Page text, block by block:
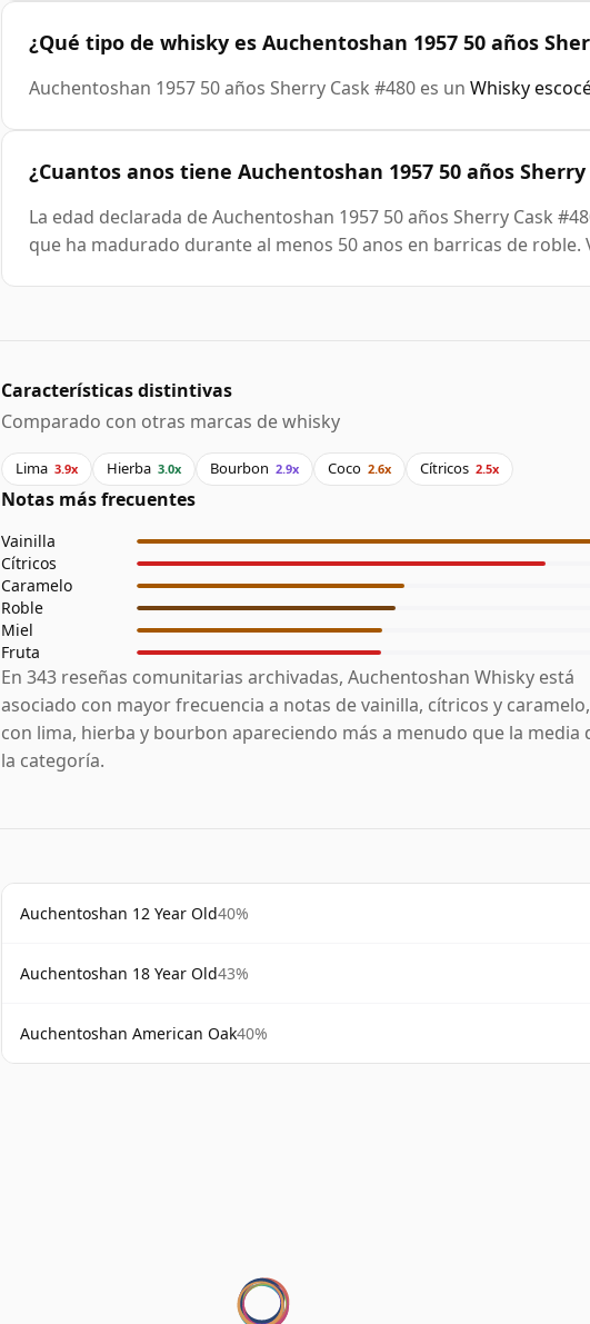
¿Qué tipo de whisky es Auchentoshan 1957 50 años
Auchentoshan 1957 50 años Sherry Cask #480 es un Whisky
¿Cuantos anos tiene Auchentoshan 1957 50 años Sherry
La edad declarada de Auchentoshan 1957 50 años Sherry Cask
que ha madurado durante al menos 50 anos en barricas de roble.
Características distintivas
Comparado con otras marcas de whisky
Lima 3.9x Hierba 3.0x Bourbon 2.9x Coco 2.6x Cítricos 2.5x
Notas más frecuentes
Vainilla
Cítricos
Caramelo
Roble
Miel
Fruta
En 343 reseñas comunitarias archivadas, Auchentoshan Whisky está
asociado con mayor frecuencia a notas de vainilla, cítricos y caramelo,
con lima, hierba y bourbon apareciendo más a menudo que la media
la categoría.
Auchentoshan 12 Year Old40%
Auchentoshan 18 Year Old43%
Auchentoshan American Oak40%